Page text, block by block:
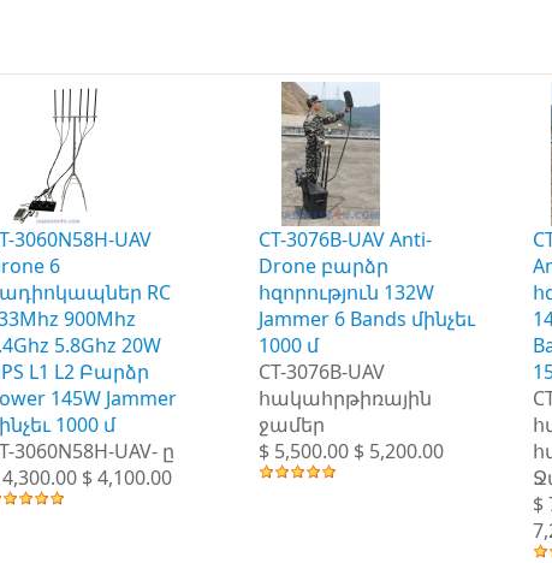
3060N58H-UAV
6
RC
900Mhz
5.8Ghz 20W
L1 L2 Բարձր
145W Jammer
1000 մ
3060N58H-UAV- ը
$ 4,100.00
CT-3076B-UAV Anti-
Drone բարձր
հզորություն 132W
Jammer 6 Bands մինչեւ
1000 մ
CT-3076B-UAV
հակահրթիռային
ջամեր
$ 5,500.00 $ 5,200.00
$